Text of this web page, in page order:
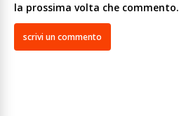
la prossima volta che commento.